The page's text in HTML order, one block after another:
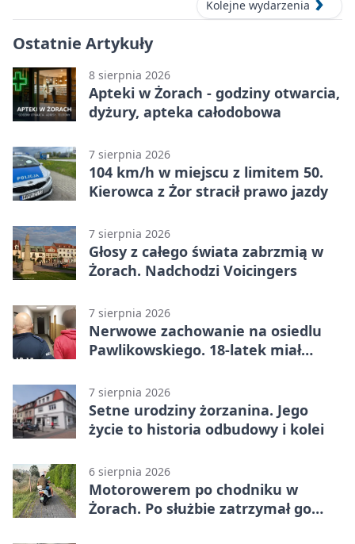
Kolejne wydarzenia
Ostatnie Artykuły
8 sierpnia 2026
Apteki w Żorach - godziny otwarcia,
dyżury, apteka całodobowa
7 sierpnia 2026
104 km/h w miejscu z limitem 50.
Kierowca z Żor stracił prawo jazdy
7 sierpnia 2026
Głosy z całego świata zabrzmią w
Żorach. Nadchodzi Voicingers
7 sierpnia 2026
Nerwowe zachowanie na osiedlu
Pawlikowskiego. 18-latek miał
7 sierpnia 2026
Setne urodziny żorzanina. Jego
życie to historia odbudowy i kolei
6 sierpnia 2026
Motorowerem po chodniku w
Żorach. Po służbie zatrzymał go